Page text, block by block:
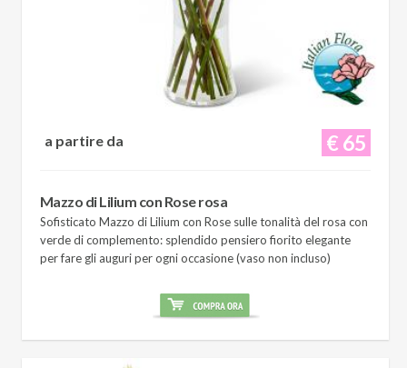
€ 65
a partire da
Mazzo di Lilium con Rose rosa
Sofisticato Mazzo di Lilium con Rose sulle tonalità del rosa con
verde di complemento: splendido pensiero fiorito elegante
per fare gli auguri per ogni occasione (vaso non incluso)